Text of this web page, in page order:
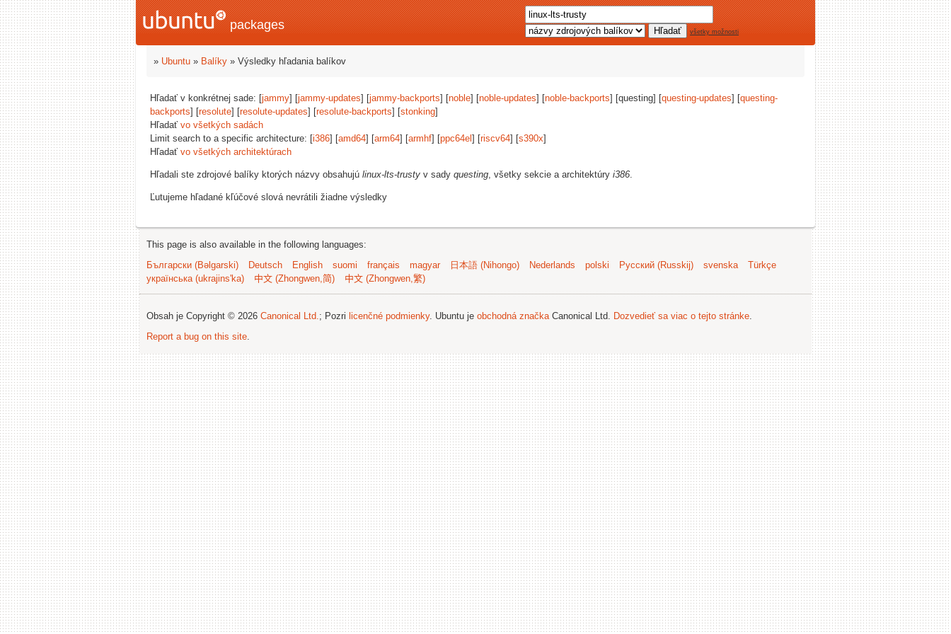
packages všetky možnosti
» Ubuntu » Balíky » Výsledky hľadania balíkov
Hľadať v konkrétnej sade: [jammy] [jammy-updates] [jammy-backports] [noble] [noble-updates] [noble-backports] [questing] [questing-updates] [questing-
backports] [resolute] [resolute-updates] [resolute-backports] [stonking]
Hľadať vo všetkých sadách
Limit search to a specific architecture: [i386] [amd64] [arm64] [armhf] [ppc64el ] [riscv64] [s390x]
Hľadať vo všetkých architektúrach
Hľadali ste zdrojové balíky ktorých názvy obsahujú linux-lts-trusty v sady questing, všetky sekcie a architektúry i386.
Ľutujeme hľadané kľúčové slová nevrátili žiadne výsledky
This page is also available in the following languages:
Български (Bəlgarski)
Deutsch English suomi français magyar 日本語 (Nihongo) Nederlands polski Русский (Russkij) svenska
Türkçe
українська (ukrajins'ka)
中文 (Zhongwen,简) 中文 (Zhongwen,繁)
Obsah je Copyright © 2026 Canonical Ltd.; Pozri licenčné podmienky. Ubuntu je obchodná značkaCanonical Ltd. Dozvedieť sa viac o tejto stránke.
Report a bug on this site.